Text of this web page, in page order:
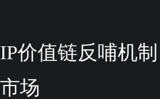
IP价值链反哺机
市场